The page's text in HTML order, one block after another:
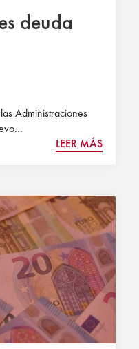
deuda
Administraciones
LEER MÁS